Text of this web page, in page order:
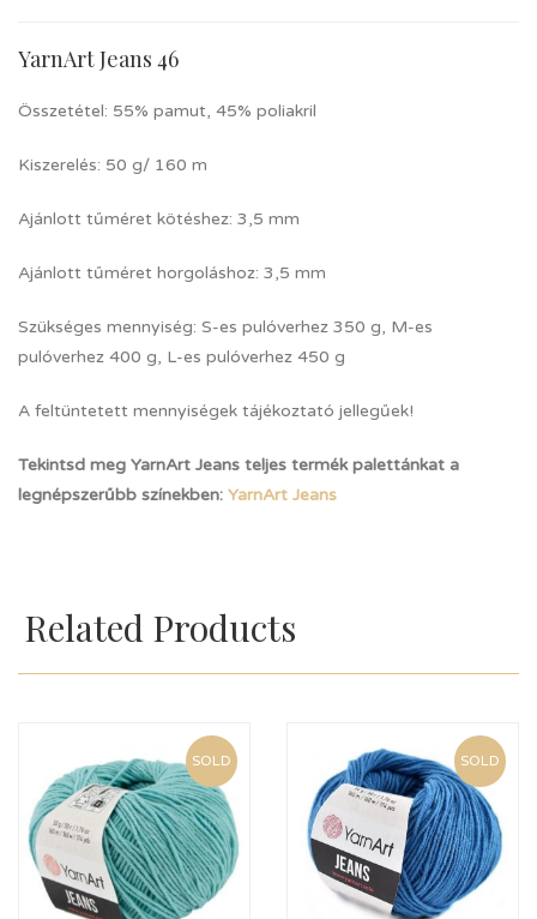
YarnArt Jeans 46
Összetétel: 55% pamut, 45% poliakril
Kiszerelés: 50 g/ 160 m
Ajánlott tűméret kötéshez: 3,5 mm
Ajánlott tűméret horgoláshoz: 3,5 mm
Szükséges mennyiség: S-es pulóverhez 350 g, M-es
pulóverhez 400 g, L-es pulóverhez 450 g
A feltüntetett mennyiségek tájékoztató jellegűek!
Tekintsd meg YarnArt Jeans teljes termék palettánkat a
legnépszerűbb színekben: YarnArt Jeans
Related Products
SOLD SOLD